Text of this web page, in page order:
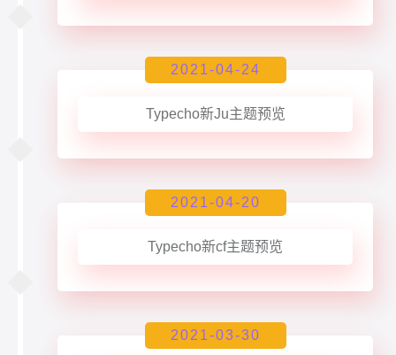
2021-04-24
Typecho新Ju主题预览
2021-04-20
Typecho新cf主题预览
2021-03-30